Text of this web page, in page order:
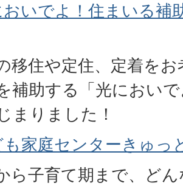
いでよ！住まいる補
移住や定住、定着を
補助する「光におい
まりました！
家庭センターきゅっ
ら子育て期まで、ど